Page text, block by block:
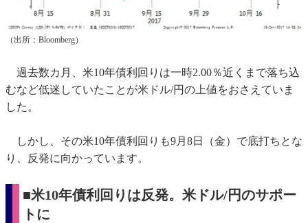
（出所：Bloomberg）
過去数カ月、米10年債利回りは一時2.00％近くまで落ち込
むなど低迷していたことが米ドル/円の上値をおさえていま
した。
しかし、その米10年債利回りも9月8日（金）で底打ちとな
り、反発に向かっています。
■米10年債利回りは反発。米ドル/円のサポー
トに